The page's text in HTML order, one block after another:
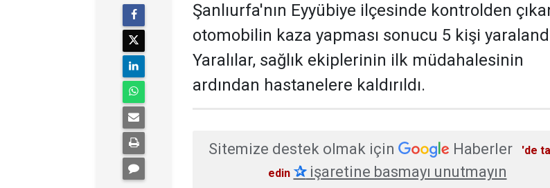
Şanlıurfa'nın Eyyübiye ilçesinde kontrolden
otomobilin kaza yapması sonucu 5 kişi
Yaralılar, sağlık ekiplerinin ilk müdahalesinin
ardından hastanelere kaldırıldı.
Sitemize destek olmak için Haberler
'de
edin ✰işaretine basmayı unutmayın